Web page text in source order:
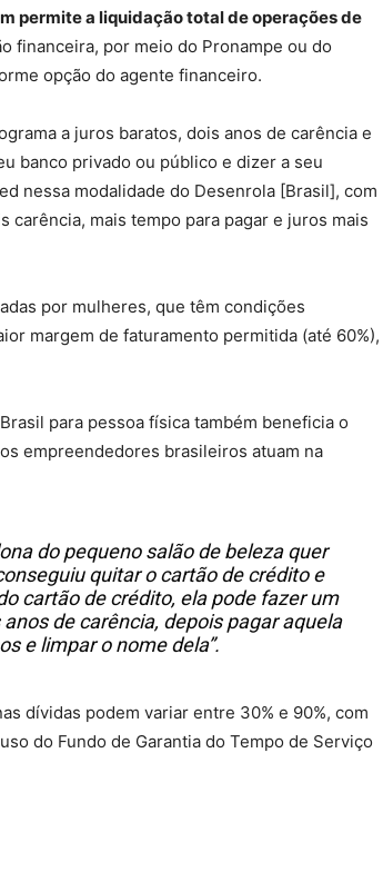
permite a liquidação total de operações de
financeira, por meio do Pronampe ou do
opção do agente financeiro.
a juros baratos, dois anos de carência e
banco privado ou público e dizer a seu
nessa modalidade do Desenrola [Brasil], com
carência, mais tempo para pagar e juros mais
por mulheres, que têm condições
margem de faturamento permitida (até 60%),
para pessoa física também beneficia o
empreendedores brasileiros atuam na
do pequeno salão de beleza quer
quitar o cartão de crédito e
cartão de crédito, ela pode fazer um
de carência, depois pagar aquela
e limpar o nome dela”.
dívidas podem variar entre 30% e 90%, com
do Fundo de Garantia do Tempo de Serviço